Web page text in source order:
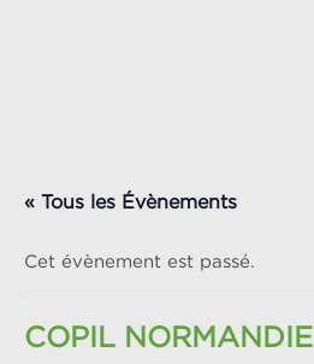
« Tous les Évènements
Cet évènement est passé.
COPIL NORMANDIE